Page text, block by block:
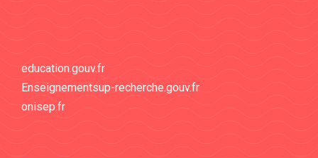
education.gouv.fr
Enseignementsup-recherche.gouv.fr
onisep.fr